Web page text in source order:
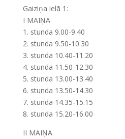
Gaiziņa ielā 1:
I MAIŅA
1. stunda 9.00-9.40
2. stunda 9.50-10.30
3. stunda 10.40-11.20
4. stunda 11.50-12.30
5. stunda 13.00-13.40
6. stunda 13.50-14.30
7. stunda 14.35-15.15
8. stunda 15.20-16.00
II MAIŅA